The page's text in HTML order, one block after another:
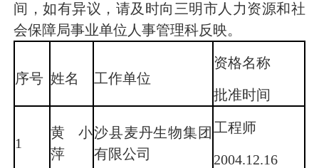
间，如有异议，请及时向三明市人力资源和社
会保障局事业单位人事管理科反映。
序号 姓名 工作单位
资格名称
批准时间
1
黄小
萍
沙县麦丹生物集团
有限公司
工程师
2004.12.16